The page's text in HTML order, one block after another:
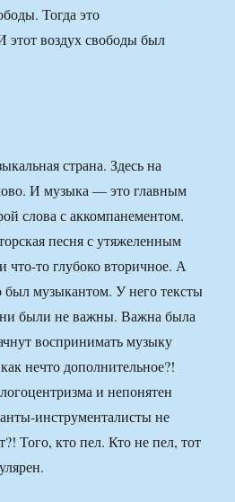
Тогда это
этот воздух свободы был
страна. Здесь на
И музыка — это главным
слова с аккомпанементом.
песня с утяжеленным
что-то глубоко вторичное. А
был музыкантом. У него тексты
были не важны. Важна была
воспринимать музыку
нечто дополнительное?!
и непонятен
инструменталисты не
Того, кто пел. Кто не пел, тот